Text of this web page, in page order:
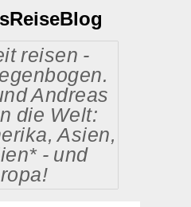
reisen -
Andreas
die Welt:
Asien,
- und